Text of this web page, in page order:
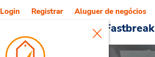
Veículos e serviços Fastbreak
Login Registrar Aluguer de negócios